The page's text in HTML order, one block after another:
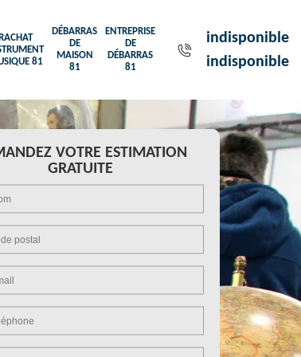
RACHAT
81
DÉBARRAS
DE
MAISON
81
ENTREPRISE
DE
DÉBARRAS
81
indisponible
indisponible
VOTRE ESTIMATION
GRATUITE